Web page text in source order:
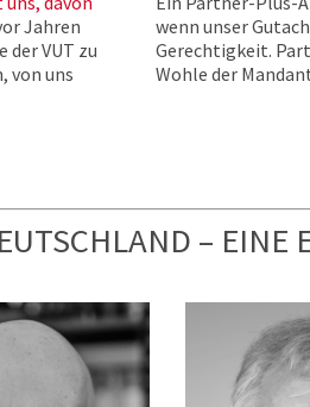
Jahren
VUT zu
von uns
wenn unser
Gerechtigkeit.
Wohle der
– EINE